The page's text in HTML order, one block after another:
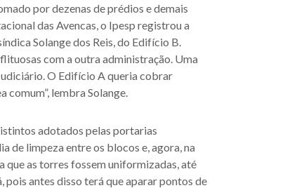
por dezenas de prédios e demais
das Avencas, o Ipesp registrou a
Solange dos Reis, do Edifício B.
com a outra administração. Uma
O Edifício A queria cobrar
comum”, lembra Solange.
adotados pelas portarias
de limpeza entre os blocos e, agora, na
que as torres fossem uniformizadas, até
pois antes disso terá que aparar pontos de